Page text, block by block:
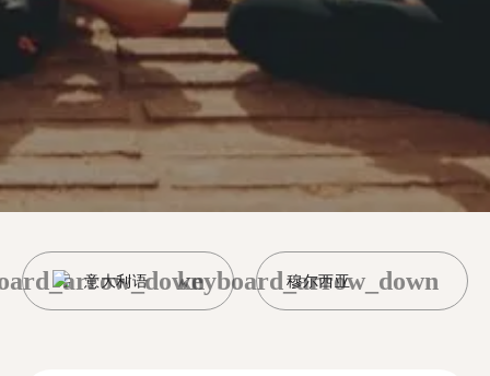
意大利语 穆尔西亚
keyboard_arrow_down